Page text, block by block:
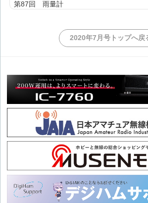
第87回 雨量計
第86回 IC-705用電源
第84回 エレキー
第83回 スピーチコンプレッサー
第82回 長波JJY受信機
第81回 3.5MHzアンテナ
第80回 シニアスピーカー
2020年7月号トップへ戻